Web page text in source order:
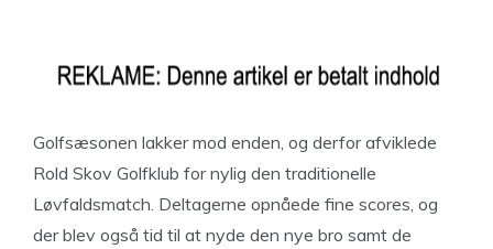
Golfsæsonen lakker mod enden, og derfor afviklede
Rold Skov Golfklub for nylig den traditionelle
Løvfaldsmatch. Deltagerne opnåede fine scores, og
der blev også tid til at nyde den nye bro samt de